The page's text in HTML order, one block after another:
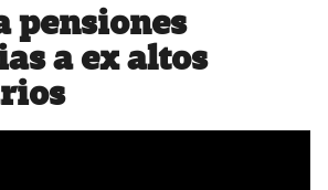
pensiones
a ex altos